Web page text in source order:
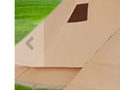
Previous